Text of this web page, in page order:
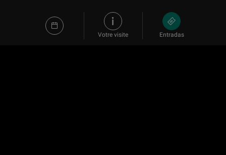
Votre visite Entradas